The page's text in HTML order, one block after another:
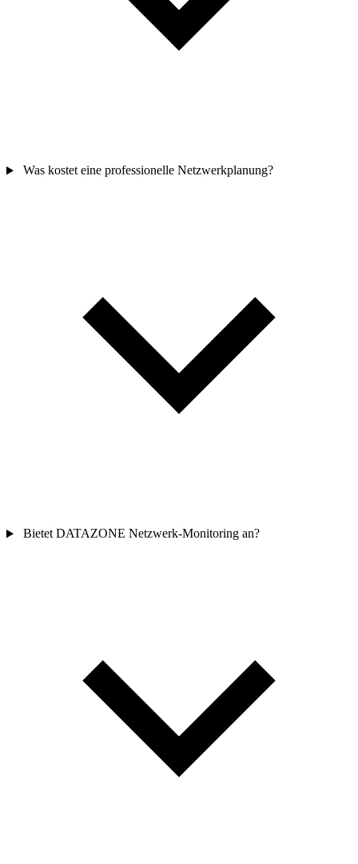
Was kostet eine professionelle Netzwerkplanung?
Bietet DATAZONE Netzwerk-Monitoring an?